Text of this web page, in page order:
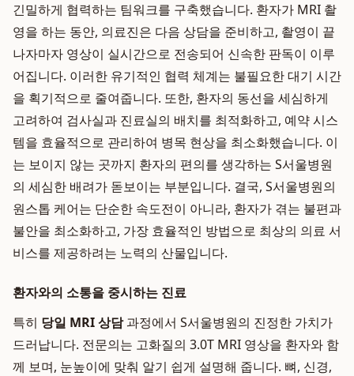
긴밀하게 협력하는 팀워크를 구축했습니다. 환자가 MRI 촬
영을 하는 동안, 의료진은 다음 상담을 준비하고, 촬영이 끝
나자마자 영상이 실시간으로 전송되어 신속한 판독이 이루
어집니다. 이러한 유기적인 협력 체계는 불필요한 대기 시간
을 획기적으로 줄여줍니다. 또한, 환자의 동선을 세심하게
고려하여 검사실과 진료실의 배치를 최적화하고, 예약 시스
템을 효율적으로 관리하여 병목 현상을 최소화했습니다. 이
는 보이지 않는 곳까지 환자의 편의를 생각하는 S서울병원
의 세심한 배려가 돋보이는 부분입니다. 결국, S서울병원의
원스톱 케어는 단순한 속도전이 아니라, 환자가 겪는 불편과
불안을 최소화하고, 가장 효율적인 방법으로 최상의 의료 서
비스를 제공하려는 노력의 산물입니다.
환자와의 소통을 중시하는 진료
특히 당일 MRI 상담과정에서 S서울병원의 진정한 가치가
드러납니다. 전문의는 고화질의 3.0T MRI 영상을 환자와 함
께 보며, 눈높이에 맞춰 알기 쉽게 설명해 줍니다. 뼈, 신경,